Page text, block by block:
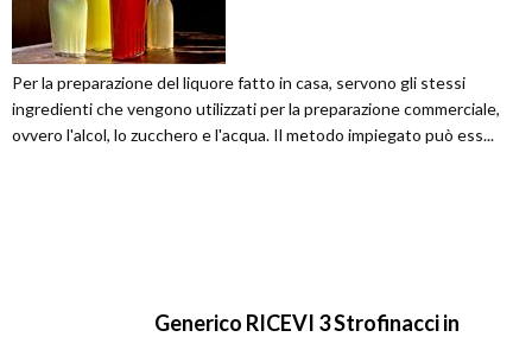
Per la preparazione del liquore fatto in casa, servono gli stessi
ingredienti che vengono utilizzati per la preparazione commerciale,
ovvero l'alcol, lo zucchero e l'acqua. Il metodo impiegato può ess...
Generico RICEVI 3 Strofinacci in